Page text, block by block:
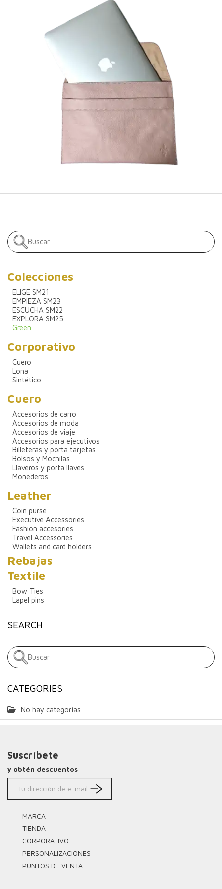
Colecciones
ELIGE SM21
EMPIEZA SM23
ESCUCHA SM22
EXPLORA SM25
Green
Corporativo
Cuero
Lona
Sintético
Cuero
Accesorios de carro
Accesorios de moda
Accesorios de viaje
Accesorios para ejecutivos
Billeteras y porta tarjetas
Bolsos y Mochilas
Llaveros y porta llaves
Monederos
Leather
Coin purse
Executive Accessories
Fashion accesories
Travel Accessories
Wallets and card holders
Rebajas
Textile
Bow Ties
Lapel pins
SEARCH
CATEGORIES
No hay categorías
Suscríbete
y obtén descuentos
MARCA
TIENDA
CORPORATIVO
PERSONALIZACIONES
PUNTOS DE VENTA